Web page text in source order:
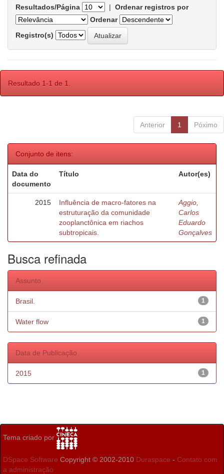
Resultados/Página | Ordenar registros por
Ordenar
Registro(s)
Resultado 1-1 de 1.
Anterior 1 Póximo
Conjunto de itens:
Data do
documento
Título Autor(es)
2015
Influência de macro-fatores na
estruturação da comunidade
zooplanctônica em riachos
subtropicais.
Aggio,
Carlos
Eduardo
Gonçalves
Busca refinada
Assunto
1
Brasil.
1
Water flow
Data de Publicação
1
2015
Tema criado por
DSpace Software Copyright © 2002-2010 Duraspace - Contato com
a administração